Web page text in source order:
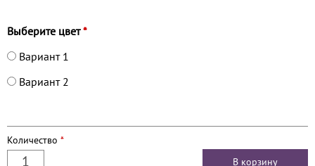
Выберите цвет*
Вариант 1
Вариант 2
Количество *